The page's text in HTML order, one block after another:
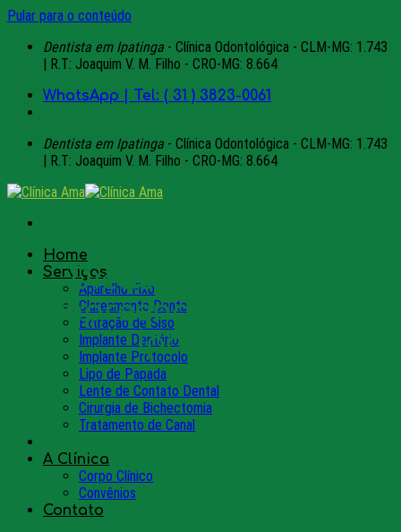
Pular para o conteúdo
Dentista em Ipatinga - Clínica Odontológica - CLM-MG: 1.743
| R.T: Joaquim V. M. Filho - CRO-MG: 8.664
WhatsApp | Tel: ( 31 ) 3823-0061
Dentista em Ipatinga - Clínica Odontológica - CLM-MG: 1.743
| R.T: Joaquim V. M. Filho - CRO-MG: 8.664
Home
Serviços
Aparelho Fixo
Clareamento Dental
Extração de Siso
Implante Dentário
Implante Protocolo
Lipo de Papada
Lente de Contato Dental
Cirurgia de Bichectomia
Tratamento de Canal
A Clínica
Corpo Clínico
Convênios
Contato
Dicas de Saúde e
Empreendimentos em
Ipatinga